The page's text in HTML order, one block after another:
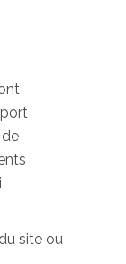
site ou